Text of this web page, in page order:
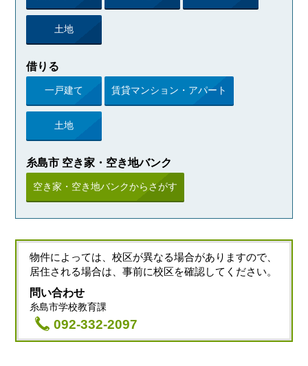
土地
借りる
一戸建て 賃貸マンション・アパート
土地
糸島市 空き家・空き地バンク
空き家・空き地バンクからさがす
物件によっては、校区が異なる場合がありますので、
居住される場合は、事前に校区を確認してください。
問い合わせ
糸島市学校教育課
092-332-2097